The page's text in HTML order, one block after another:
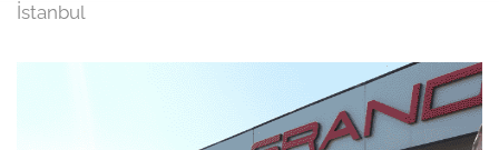
İstanbul